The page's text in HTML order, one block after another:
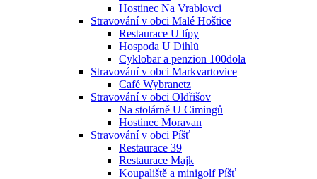
Hostinec Na Vrablovci
Stravování v obci Malé Hoštice
Restaurace U lípy
Hospoda U Dihlů
Cyklobar a penzion 100dola
Stravování v obci Markvartovice
Café Wybranetz
Stravování v obci Oldřišov
Na stolárně U Cimingů
Hostinec Moravan
Stravování v obci Píšť
Restaurace 39
Restaurace Majk
Koupaliště a minigolf Píšť